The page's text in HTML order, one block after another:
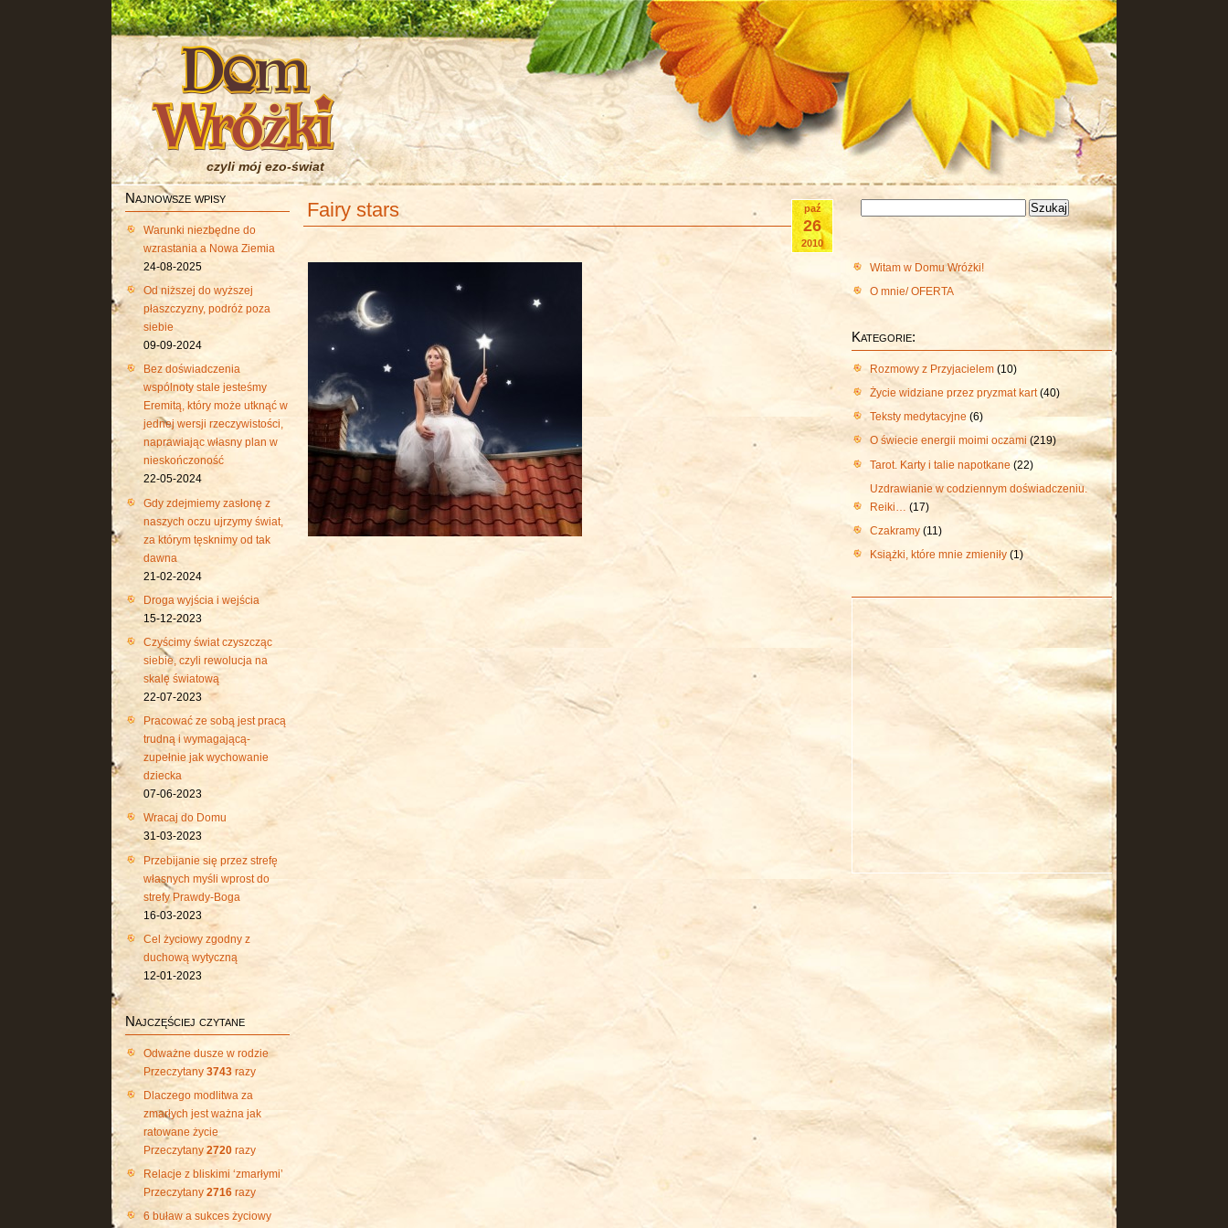
czyli mój ezo-świat
Najnowsze wpisy
Warunki niezbędne do
wzrastania a Nowa Ziemia
24-08-2025
Od niższej do wyższej
płaszczyzny, podróż poza
siebie
09-09-2024
Bez doświadczenia
wspólnoty stale jesteśmy
Eremitą, który może utknąć w
jednej wersji rzeczywistości,
naprawiając własny plan w
nieskończoność
22-05-2024
Gdy zdejmiemy zasłonę z
naszych oczu ujrzymy świat,
za którym tęsknimy od tak
dawna
21-02-2024
Droga wyjścia i wejścia
15-12-2023
Czyścimy świat czyszcząc
siebie, czyli rewolucja na
skalę światową
22-07-2023
Pracować ze sobą jest pracą
trudną i wymagającą-
zupełnie jak wychowanie
dziecka
07-06-2023
Wracaj do Domu
31-03-2023
Przebijanie się przez strefę
własnych myśli wprost do
strefy Prawdy-Boga
16-03-2023
Cel życiowy zgodny z
duchową wytyczną
12-01-2023
Najczęściej czytane
Odważne dusze w rodzie
Przeczytany 3743razy
Dlaczego modlitwa za
zmarłych jest ważna jak
ratowane życie
Przeczytany 2720 razy
Relacje z bliskimi ‘zmarłymi’
Przeczytany 2716 razy
6 buław a sukces życiowy
paź
26
2010
Fairy stars
Witam w Domu Wróżki!
O mnie/ OFERTA
Kategorie:
Rozmowy z Przyjacielem (10)
Życie widziane przez pryzmat kart(40)
Teksty medytacyjne (6)
O świecie energii moimi oczami (219)
Tarot. Karty i talie napotkane (22)
Uzdrawianie w codziennym doświadczeniu.
Reiki… (17)
Czakramy (11)
Książki, które mnie zmieniły (1)